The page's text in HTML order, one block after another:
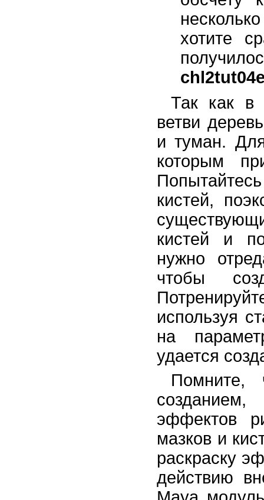
хотите
Так как в
ветви
и туман.
которым
кистей,
кистей и
нужно
чтобы
используя
на
удается
Помните,
эффектов
мазков и
раскраску
действию